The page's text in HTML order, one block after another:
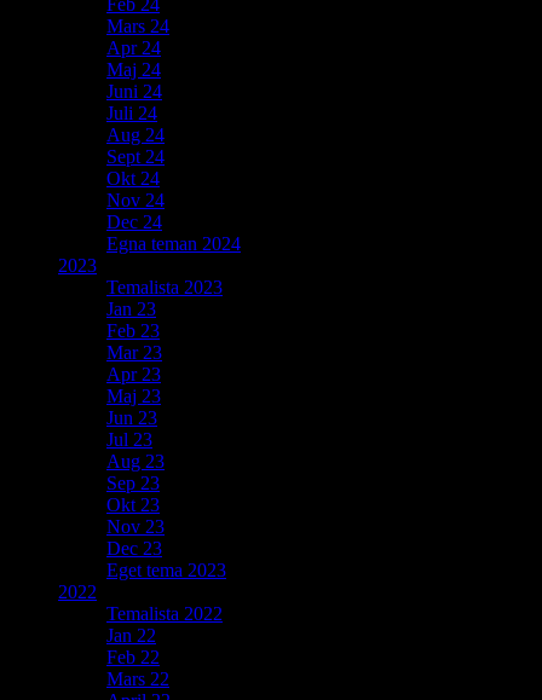
Mars 24
Apr 24
Maj 24
Juni 24
Juli 24
Aug 24
Sept 24
Okt 24
Nov 24
Dec 24
Egna teman 2024
2023
Temalista 2023
Jan 23
Feb 23
Mar 23
Apr 23
Maj 23
Jun 23
Jul 23
Aug 23
Sep 23
Okt 23
Nov 23
Dec 23
Eget tema 2023
2022
Temalista 2022
Jan 22
Feb 22
Mars 22